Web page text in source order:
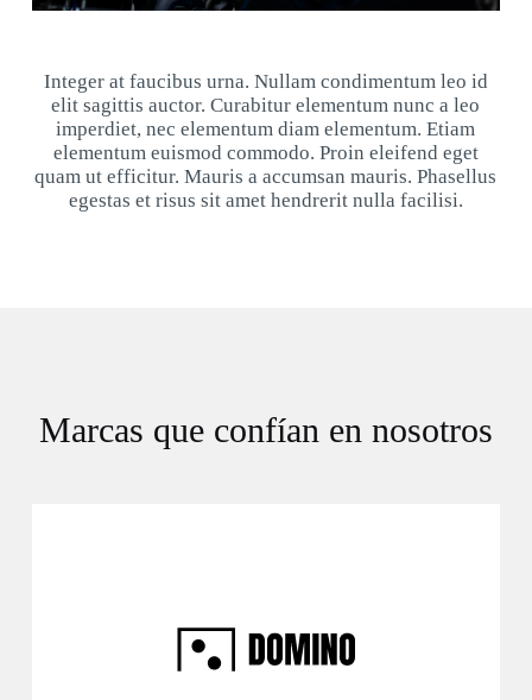
Integer at faucibus urna. Nullam condimentum leo id
elit sagittis auctor. Curabitur elementum nunc a leo
imperdiet, nec elementum diam elementum. Etiam
elementum euismod commodo. Proin eleifend eget
quam ut efficitur. Mauris a accumsan mauris. Phasellus
egestas et risus sit amet hendrerit nulla facilisi.
Marcas que confían en nosotros